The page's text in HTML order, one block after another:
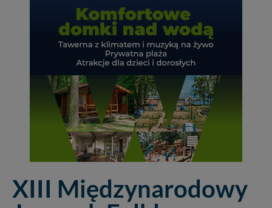
XIII Międzynarodowy